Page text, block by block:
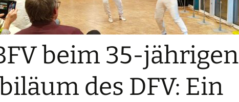
beim 35-jährigen
des DFV: Ein